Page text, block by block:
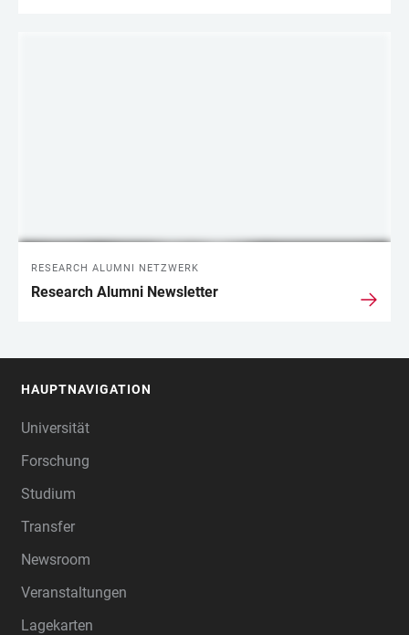
RESEARCH ALUMNI NETZWERK
Research Alumni Newsletter
HAUPTNAVIGATION
Universität
Forschung
Studium
Transfer
Newsroom
Veranstaltungen
Lagekarten